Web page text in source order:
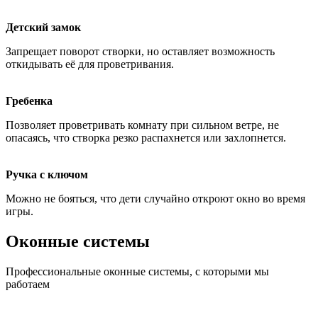
Детский замок
Запрещает поворот створки, но оставляет возможность
откидывать её для проветривания.
Гребенка
Позволяет проветривать комнату при сильном ветре, не
опасаясь, что створка резко распахнется или захлопнется.
Ручка с ключом
Можно не бояться, что дети случайно откроют окно во время
игры.
Оконные системы
Профессиональные оконные системы, с которыми мы
работаем